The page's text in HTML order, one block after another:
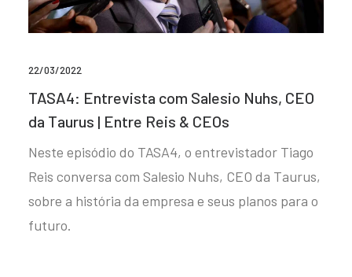
22/03/2022
TASA4: Entrevista com Salesio Nuhs, CEO
da Taurus | Entre Reis & CEOs
Neste episódio do TASA4, o entrevistador Tiago
Reis conversa com Salesio Nuhs, CEO da Taurus,
sobre a história da empresa e seus planos para o
futuro.